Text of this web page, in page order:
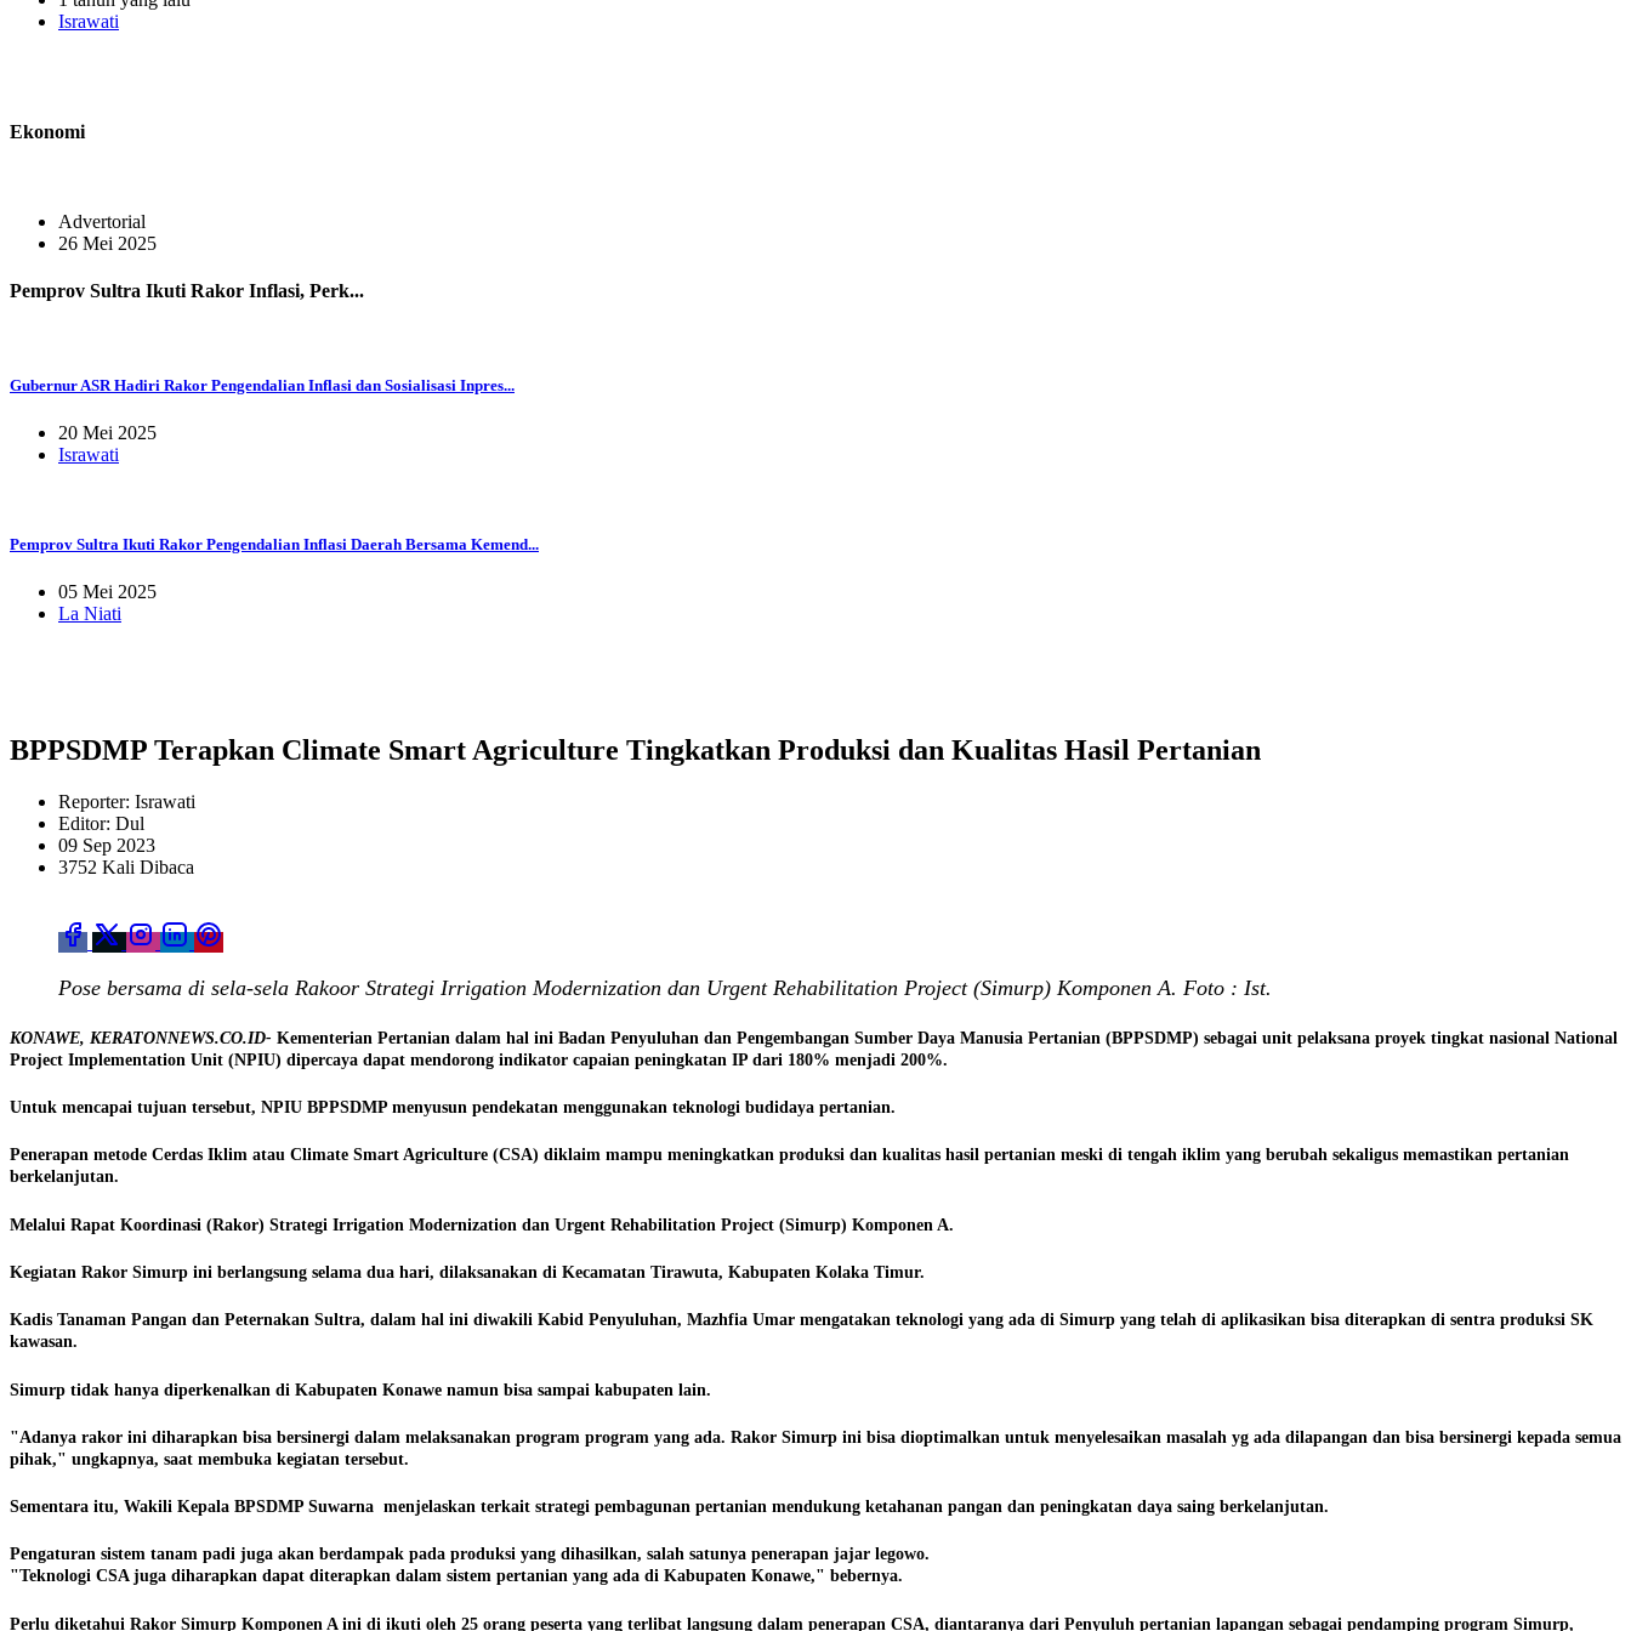
Israwati
Ekonomi
Advertorial
26 Mei 2025
Pemprov Sultra Ikuti Rakor Inflasi, Perk...
Gubernur ASR Hadiri Rakor Pengendalian Inflasi dan Sosialisasi Inpres...
20 Mei 2025
Israwati
Pemprov Sultra Ikuti Rakor Pengendalian Inflasi Daerah Bersama Kemend...
05 Mei 2025
La Niati
BPPSDMP Terapkan Climate Smart Agriculture Tingkatkan Produksi dan Kualitas Hasil Pertanian
Reporter: Israwati
Editor: Dul
09 Sep 2023
3752 Kali Dibaca
Pose bersama di sela-sela Rakoor Strategi Irrigation Modernization dan Urgent Rehabilitation Project (Simurp) Komponen A. Foto : Ist.
KONAWE, KERATONNEWS.CO.ID- Kementerian Pertanian dalam hal ini Badan Penyuluhan dan Pengembangan Sumber Daya Manusia Pertanian (BPPSDMP) sebagai unit pelaksana proyek tingkat nasional National
Project Implementation Unit (NPIU) dipercaya dapat mendorong indikator capaian peningkatan IP dari 180% menjadi 200%.
Untuk mencapai tujuan tersebut, NPIU BPPSDMP menyusun pendekatan menggunakan teknologi budidaya pertanian.
Penerapan metode Cerdas Iklim atau Climate Smart Agriculture (CSA) diklaim mampu meningkatkan produksi dan kualitas hasil pertanian meski di tengah iklim yang berubah sekaligus memastikan pertanian
berkelanjutan.
Melalui Rapat Koordinasi (Rakor) Strategi Irrigation Modernization dan Urgent Rehabilitation Project (Simurp) Komponen A.
Kegiatan Rakor Simurp ini berlangsung selama dua hari, dilaksanakan di Kecamatan Tirawuta, Kabupaten Kolaka Timur.
Kadis Tanaman Pangan dan Peternakan Sultra, dalam hal ini diwakili Kabid Penyuluhan, Mazhfia Umar mengatakan teknologi yang ada di Simurp yang telah di aplikasikan bisa diterapkan di sentra produksi SK
kawasan.
Simurp tidak hanya diperkenalkan di Kabupaten Konawe namun bisa sampai kabupaten lain.
"Adanya rakor ini diharapkan bisa bersinergi dalam melaksanakan program program yang ada. Rakor Simurp ini bisa dioptimalkan untuk menyelesaikan masalah yg ada dilapangan dan bisa bersinergi kepada semua
pihak," ungkapnya, saat membuka kegiatan tersebut.
Sementara itu, Wakili Kepala BPSDMP Suwarna menjelaskan terkait strategi pembagunan pertanian mendukung ketahanan pangan dan peningkatan daya saing berkelanjutan.
Pengaturan sistem tanam padi juga akan berdampak pada produksi yang dihasilkan, salah satunya penerapan jajar legowo.
"Teknologi CSA juga diharapkan dapat diterapkan dalam sistem pertanian yang ada di Kabupaten Konawe," bebernya.
Perlu diketahui Rakor Simurp Komponen A ini di ikuti oleh 25 orang peserta yang terlibat langsung dalam penerapan CSA, diantaranya dari Penyuluh pertanian lapangan sebagai pendamping program Simurp,